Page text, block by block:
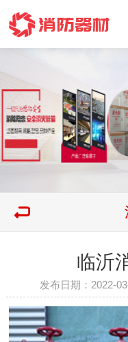
临沂
发布日期：2022-